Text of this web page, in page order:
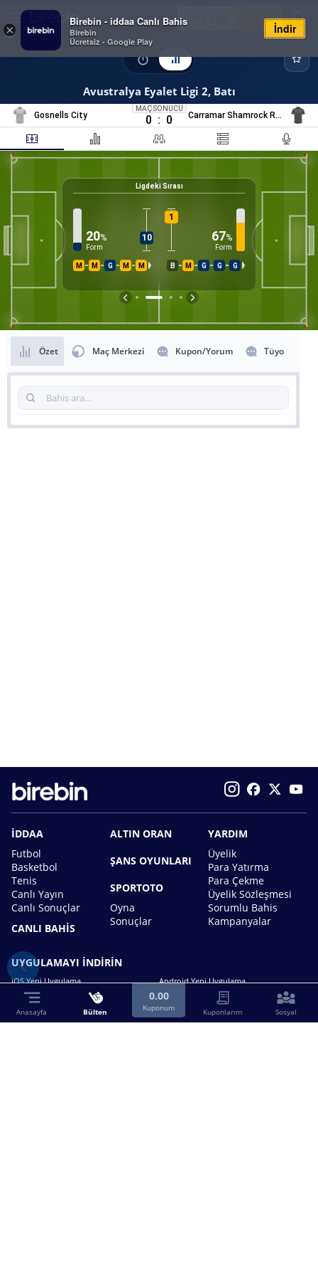
×
Birebin - iddaa Canlı Bahis
Birebin
Ücretsiz - Google Play
İndir
Giriş Yap Üye Ol
Avustralya Eyalet Ligi 2, Batı
Gosnells City
MAÇ SONUCU
0 : 0 Carramar Shamrock Rovers FC
Ligdeki Sırası
20%
Form
10
1
67%
Form
M M G M M B M G G G
Özet Maç Merkezi Kupon/Yorum Tüyo
İDDAA
Futbol
Basketbol
Tenis
Canlı Yayın
Canlı Sonuçlar
CANLI BAHİS
ALTIN ORAN
ŞANS OYUNLARI
SPORTOTO
Oyna
Sonuçlar
YARDIM
Üyelik
Para Yatırma
Para Çekme
Üyelik Sözleşmesi
Sorumlu Bahis
Kampanyalar
UYGULAMAYI İNDİRİN
iOS Yeni Uygulama Android Yeni Uygulama
Anasayfa Bülten
0.00
Kuponum Kuponlarım Sosyal